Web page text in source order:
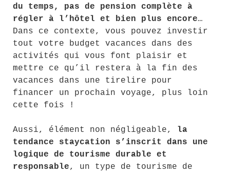
du temps, pas de pension complète à
régler à l’hôtel et bien plus encore…
Dans ce contexte, vous pouvez investir
tout votre budget vacances dans des
activités qui vous font plaisir et
mettre ce qu’il restera à la fin des
vacances dans une tirelire pour
financer un prochain voyage, plus loin
cette fois !
Aussi, élément non négligeable, la
tendance staycation s’inscrit dans une
logique de tourisme durable et
responsable, un type de tourisme de